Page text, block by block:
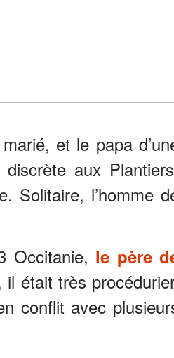
et le papa
aux
Solitaire, l’homme
Occitanie, le père
était très
conflit avec